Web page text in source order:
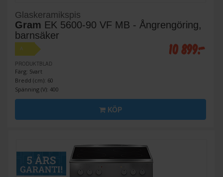
Glaskeramikspis
Gram EK 5600-90 VF MB - Ångrengöring,
barnsäker
A
PRODUKTBLAD
Färg: Svart
Bredd (cm): 60
Spänning (V): 400
10 899:-
KÖP